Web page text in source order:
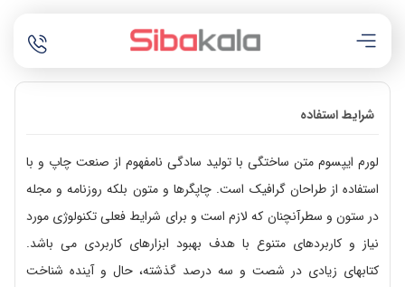
شرایط استفاده
لورم ایپسوم متن ساختگی با تولید سادگی نامفهوم از صنعت چاپ و با
استفاده از طراحان گرافیک است. چاپگرها و متون بلکه روزنامه و مجله
در ستون و سطرآنچنان که لازم است و برای شرایط فعلی تکنولوژی مورد
نیاز و کاربردهای متنوع با هدف بهبود ابزارهای کاربردی می باشد.
کتابهای زیادی در شصت و سه درصد گذشته، حال و آینده شناخت